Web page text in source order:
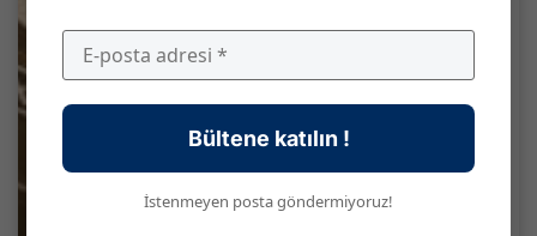
Bültene katılın !
İstenmeyen posta göndermiyoruz!